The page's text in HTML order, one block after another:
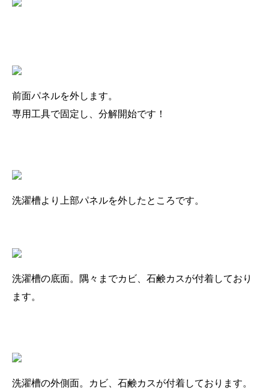
前面パネルを外します。
専用工具で固定し、分解開始です！
洗濯槽より上部パネルを外したところです。
洗濯槽の底面。隅々までカビ、石鹸カスが付着しており
ます。
洗濯槽の外側面。カビ、石鹸カスが付着しております。